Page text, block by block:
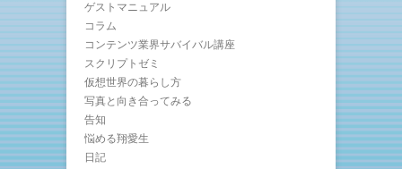
ゲストマニュアル
コラム
コンテンツ業界サバイバル講座
スクリプトゼミ
仮想世界の暮らし方
写真と向き合ってみる
告知
悩める翔愛生
日記